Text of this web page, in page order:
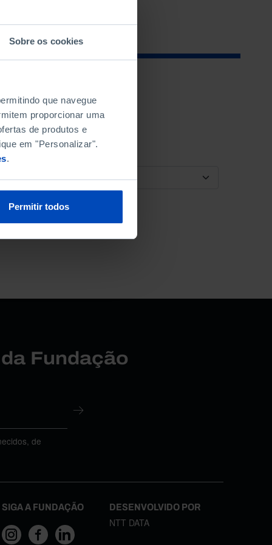
Sobre os cookies
que navegue
proporcionar uma
de produtos e
em "Personalizar".
.
Permitir todos
ORDENAR POR
Fundação
de
SIGA A FUNDAÇÃO DESENVOLVIDO POR
NTT DATA